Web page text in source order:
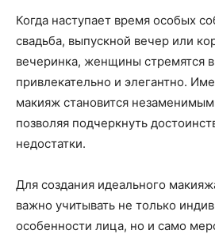
Когда наступает время особых
свадьба, выпускной вечер или
вечеринка, женщины стремятся
привлекательно и элегантно.
макияж становится
позволяя подчеркнуть
недостатки.
Для создания идеального
важно учитывать не только
особенности лица, но и само